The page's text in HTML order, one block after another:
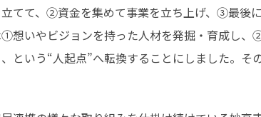
てて、②資金を集めて事業を立ち上げ、③最後
想いやビジョンを持った人材を発掘・育成し
という“人起点”へ転換することにしました。